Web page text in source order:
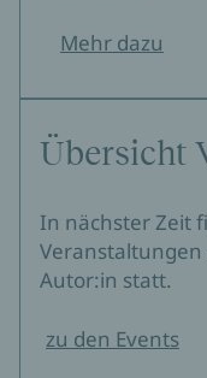
Mehr dazu
Übersicht
In nächster Zeit
Veranstaltungen
Autor:in statt.
zu den Events